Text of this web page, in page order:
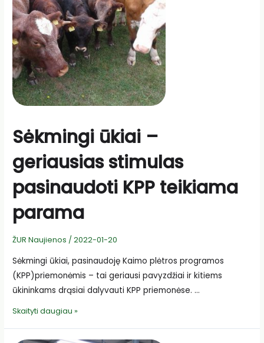
pagrindinės
išmokų
sumos
ribojimą
Sėkmingi ūkiai –
geriausias stimulas
pasinaudoti KPP teikiama
parama
ŽUR Naujienos /2022-01-20
Sėkmingi ūkiai, pasinaudoję Kaimo plėtros programos
(KPP)priemonėmis – tai geriausi pavyzdžiai ir kitiems
ūkininkams drąsiai dalyvauti KPP priemonėse. …
Sėkmingi
Skaityti daugiau »